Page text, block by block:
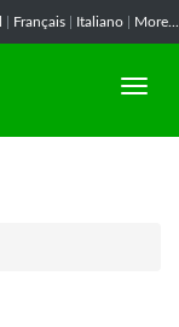
Français Italiano More...